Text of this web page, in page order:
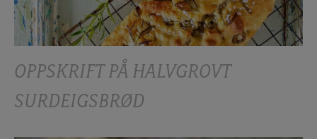
OPPSKRIFT PÅ HALVGROVT
SURDEIGSBRØD